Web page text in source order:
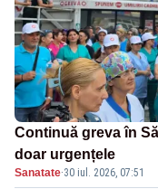
Continuă greva în
doar urgențele
Sanatate·30 iul. 2026, 07:51